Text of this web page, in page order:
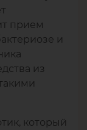
прием
и
из
который